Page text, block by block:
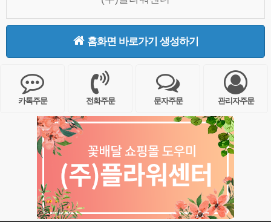
홈화면 바로가기 생성하기
카톡주문 전화주문 문자주문 관리자주문